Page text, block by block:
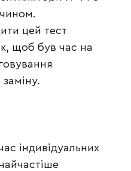
цей тест
щоб був час на
індивідуальних